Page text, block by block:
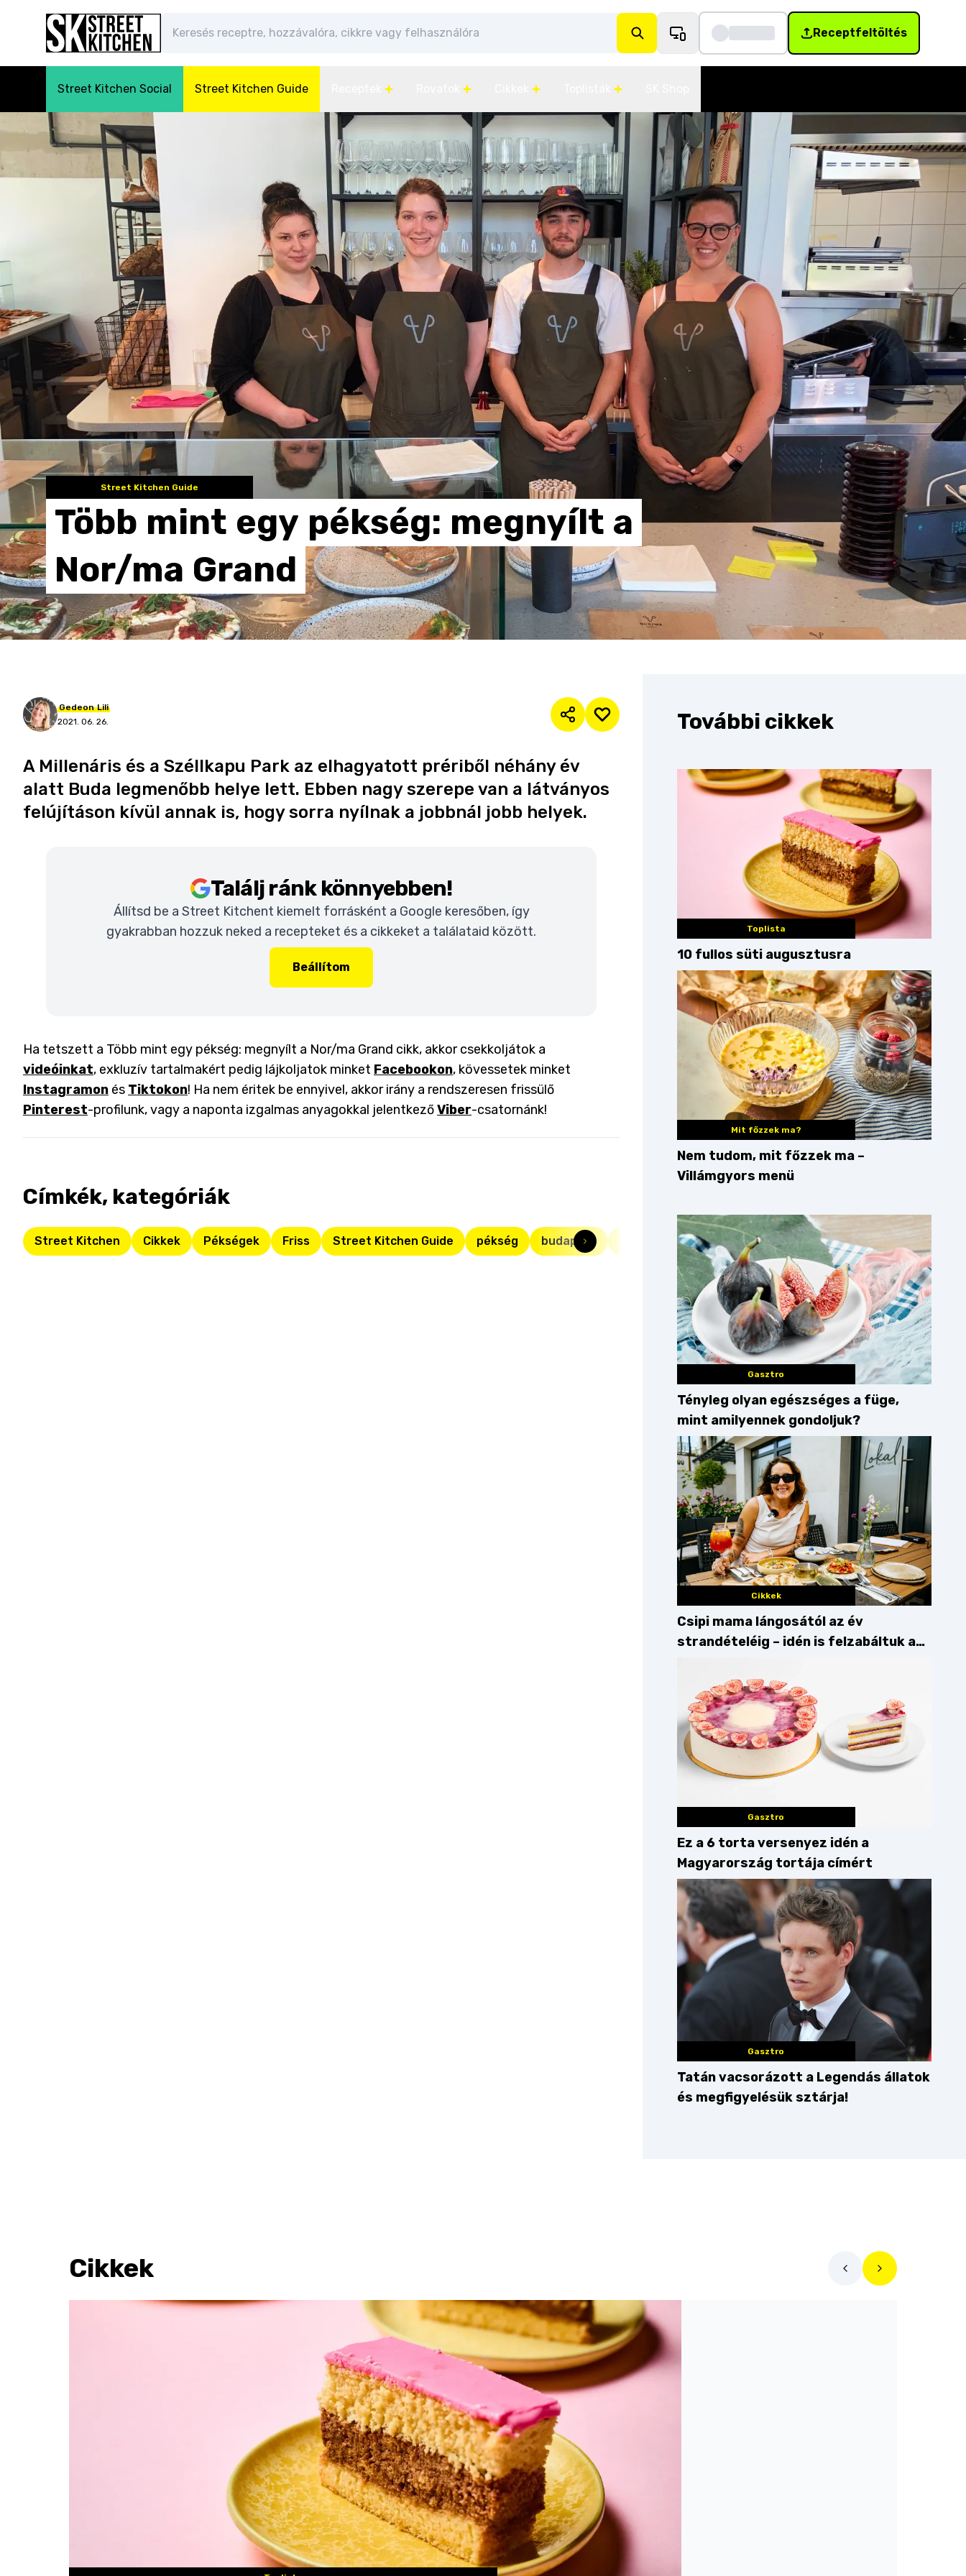
Receptfeltöltés
Street Kitchen Social Street Kitchen Guide
Street Kitchen Guide
Több mint egy pékség: megnyílt a
Nor/ma Grand
Gedeon Lili
2021. 06. 26.
A Millenáris és a Széllkapu Park az elhagyatott prériből néhány év
alatt Buda legmenőbb helye lett. Ebben nagy szerepe van a látványos
felújításon kívül annak is, hogy sorra nyílnak a jobbnál jobb helyek.
Találj ránk könnyebben!
Állítsd be a Street Kitchent kiemelt forrásként a Google keresőben, így
gyakrabban hozzuk neked a recepteket és a cikkeket a találataid között.
Beállítom
Ha tetszett a Több mint egy pékség: megnyílt a Nor/ma Grand cikk, akkor csekkoljátok a
videóinkat, exkluzív tartalmakért pedig lájkoljatok minket Facebookon, kövessetek minket
Instagramon és Tiktokon! Ha nem éritek be ennyivel, akkor irány a rendszeresen frissülő
Pinterest-profilunk, vagy a naponta izgalmas anyagokkal jelentkezőViber-csatornánk!
Címkék, kategóriák
Street Kitchen Cikkek Pékségek Friss Street Kitchen Guide pékség budapest skandináv Buda
További cikkek
Toplista
10 fullos süti augusztusra
Mit főzzek ma?
Nem tudom, mit főzzek ma –
Villámgyors menü
Gasztro
Tényleg olyan egészséges a füge,
mint amilyennek gondoljuk?
Cikkek
Csipi mama lángosától az év
strandételéig – idén is felzabáltuk a
Gasztro
Ez a 6 torta versenyez idén a
Magyarország tortája címért
Gasztro
Tatán vacsorázott a Legendás állatok
és megfigyelésük sztárja!
Cikkek